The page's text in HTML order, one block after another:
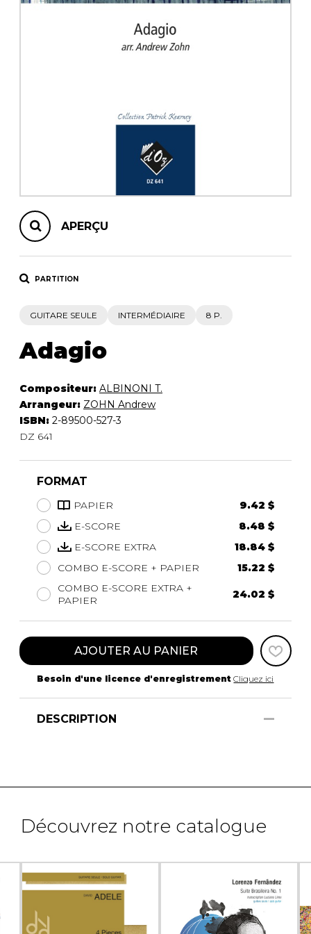
APERÇU
PARTITION
GUITARE SEULE INTERMÉDIAIRE 8 P.
Adagio
Compositeur: ALBINONI T.
Arrangeur: ZOHN Andrew
ISBN: 2-89500-527-3
DZ 641
FORMAT
PAPIER
9.42 $
E-SCORE
8.48 $
E-SCORE EXTRA
18.84 $
COMBO E-SCORE + PAPIER
15.22 $
COMBO E-SCORE EXTRA +
PAPIER
24.02 $
AJOUTER AU PANIER
Besoin d'une licence d'enregistrement Cliquez ici
DESCRIPTION
Découvrez notre catalogue